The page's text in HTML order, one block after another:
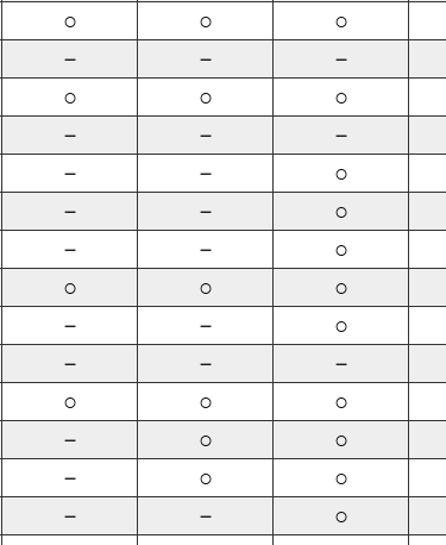
○ ○ ○
－ － －
○ ○ ○
－ － －
－ － ○
－ － ○
－ － ○
○ ○ ○
－ － ○
－ － －
○ ○ ○
－ ○ ○
－ ○ ○
－ － ○